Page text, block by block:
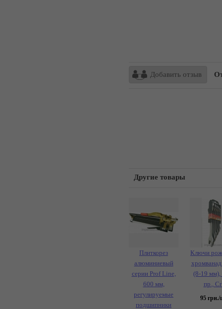
Добавить отзыв
Другие товары
Плиткорез
алюминиевый
серии Prof Line,
600 мм,
регулируемые
подшипники
Ключи
(8-19 мм),
пр.,
95 грн./